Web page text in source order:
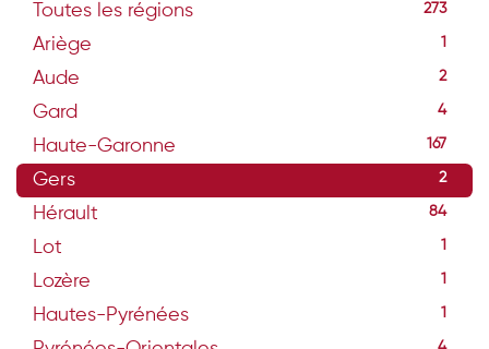
Toutes les régions 273
Ariège 1
Aude 2
Gard 4
Haute-Garonne 167
Gers 2
Hérault 84
Lot 1
Lozère 1
Hautes-Pyrénées 1